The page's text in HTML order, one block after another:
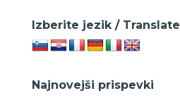
pomoči
(MRSHP)
Izberite jezik / Translate
Najnovejši prispevki